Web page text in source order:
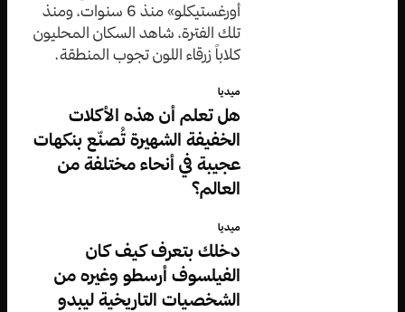
أورغستيكلو» منذ 6 سنوات، ومنذ
تلك الفترة، شاهد السكان المحليون
كلاباً زرقاء اللون تجوب المنطقة.
ميديا
هل تعلم أن هذه الأكلات
الخفيفة الشهيرة تُصنّع بنكهات
عجيبة في أنحاء مختلفة من
العالم؟
ميديا
دخلك بتعرف كيف كان
الفيلسوف أرسطو وغيره من
الشخصيات التاريخية ليبدو